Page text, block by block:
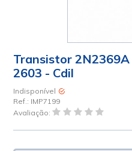
Transistor 2N2369A
2603 - Cdil
Indisponível
Ref.: IMP7199
Avaliação: